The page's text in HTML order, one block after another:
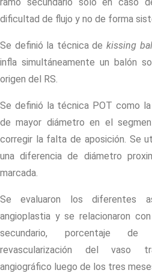
dificultad de flujo y no de forma
Se definió la técnica de kissing
infla simultáneamente un balón
origen del RS.
Se definió la técnica POT como
de mayor diámetro en el
corregir la falta de aposición. Se
una diferencia de diámetro
marcada.
Se evaluaron los diferentes
angioplastia y se relacionaron
secundario, porcentaje
revascularización del vaso
angiográfico luego de los tres